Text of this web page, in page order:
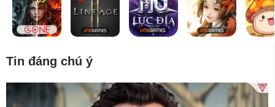
Tin đáng chú ý